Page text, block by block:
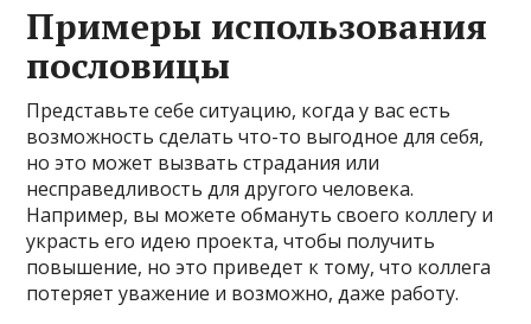
Примеры использования
пословицы
Представьте себе ситуацию, когда у вас есть
возможность сделать что-то выгодное для себя,
но это может вызвать страдания или
несправедливость для другого человека.
Например, вы можете обмануть своего коллегу и
украсть его идею проекта, чтобы получить
повышение, но это приведет к тому, что коллега
потеряет уважение и возможно, даже работу.